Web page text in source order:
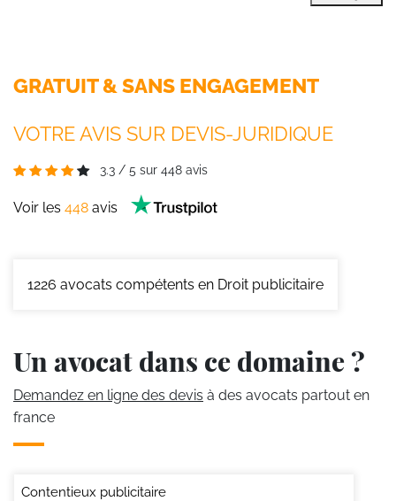
GRATUIT & SANS ENGAGEMENT
VOTRE AVIS SUR DEVIS-JURIDIQUE
3.3 / 5 sur 448 avis
Voir les 448 avis
1226 avocats compétents en Droit publicitaire
Un avocat dans ce domaine ?
Demandez en ligne des devis à des avocats partout en
france
Contentieux publicitaire